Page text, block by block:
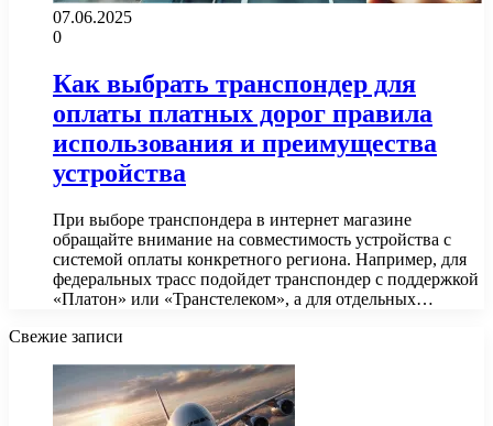
07.06.2025
0
Как выбрать транспондер для
оплаты платных дорог правила
использования и преимущества
устройства
При выборе транспондера в интернет магазине
обращайте внимание на совместимость устройства с
системой оплаты конкретного региона. Например, для
федеральных трасс подойдет транспондер с поддержкой
«Платон» или «Транстелеком», а для отдельных…
Свежие записи